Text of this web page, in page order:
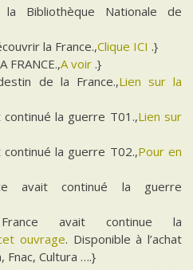
Bibliothèque Nationale de
la France.,Clique ICI .}
FRANCE.,A voir .}
de la France.,Lien sur la
la guerre T01.,Lien sur
la guerre T02.,Pour en
avait continué la guerre
avait continue la
ouvrage. Disponible à l’achat
Fnac, Cultura ….}